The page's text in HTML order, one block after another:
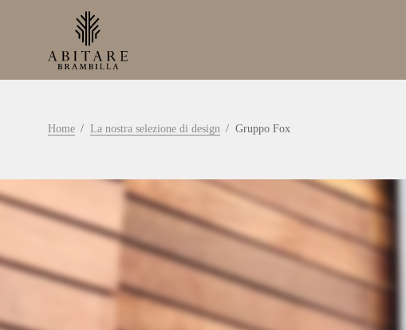
Home La nostra selezione di design Gruppo Fox